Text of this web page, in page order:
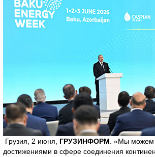
Грузия, 2 июня, ГРУЗИНФОРМ . «Мы можем
достижениями в сфере соединения